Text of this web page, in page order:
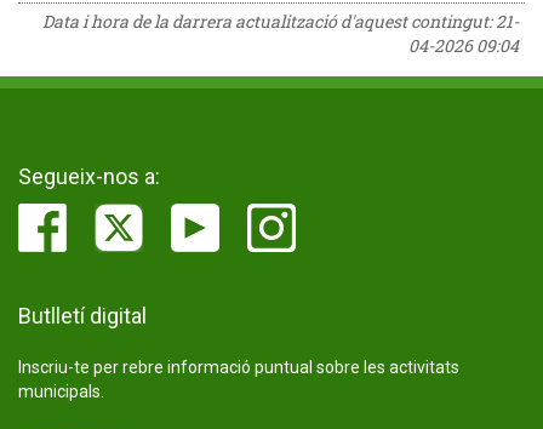
Data i hora de la darrera actualització d'aquest contingut:21-
04-2026 09:04
Segueix-nos a:
Butlletí digital
Inscriu-te per rebre informació puntual sobre les activitats
municipals.